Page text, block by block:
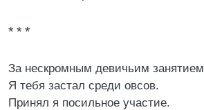
* * *
За нескромным девичьим занятием
Я тебя застал среди овсов.
Принял я посильное участие.